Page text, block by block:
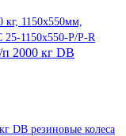
кг, 1150х550мм,
25-1150x550-P/P-R
DB резиновые колеса